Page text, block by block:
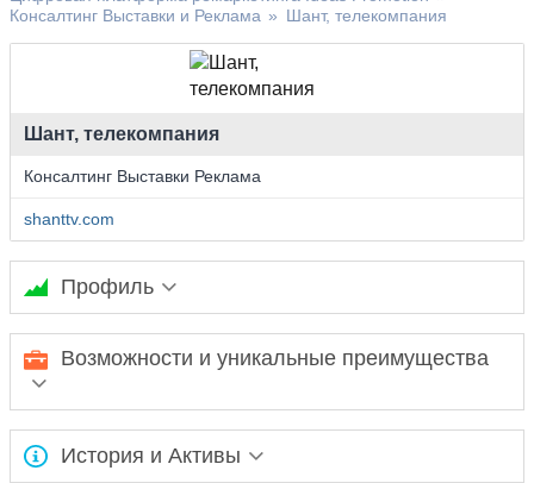
О нас
Консалтинг Выставки и Реклама » Шант, телекомпания
Шант, телекомпания
Консалтинг Выставки Реклама
shanttv.com
Профиль
Ожидается заполнение информации...
Возможности и уникальные преимущества
Ожидается заполнение информации...
История и Активы